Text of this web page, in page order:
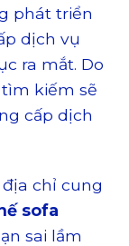
phát triển
dịch vụ
ra mắt. Do
kiếm sẽ
cấp dịch
chỉ cung
sofa
sai lầm